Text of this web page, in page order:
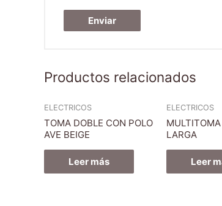
Productos relacionados
ELECTRICOS
TOMA DOBLE CON POLO
AVE BEIGE
Leer más
ELECTRICOS
LARGA
Leer